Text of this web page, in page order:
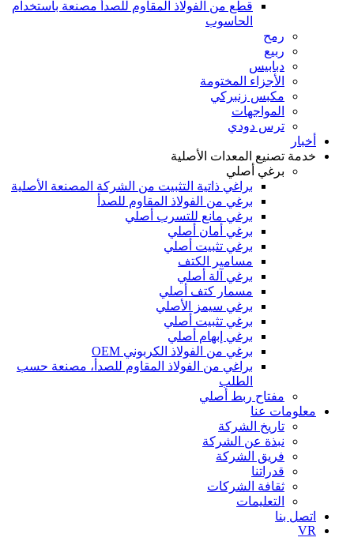
قطع من الفولاذ المقاوم للصدأ مصنعة باستخدام
الحاسوب
رمح
ربيع
دبابيس
الأجزاء المختومة
مكبس زنبركي
المواجهات
ترس دودي
أخبار
خدمة تصنيع المعدات الأصلية
برغي أصلي
براغي ذاتية التثبيت من الشركة المصنعة الأصلية
برغي من الفولاذ المقاوم للصدأ
برغي مانع للتسرب أصلي
برغي أمان أصلي
برغي تثبيت أصلي
مسامير الكتف
برغي آلة أصلي
مسمار كتف أصلي
برغي سيمز الأصلي
برغي تثبيت أصلي
برغي إبهام أصلي
برغي من الفولاذ الكربوني OEM
براغي من الفولاذ المقاوم للصدأ، مصنعة حسب
الطلب
مفتاح ربط أصلي
معلومات عنا
تاريخ الشركة
نبذة عن الشركة
فريق الشركة
قدراتنا
ثقافة الشركات
التعليمات
اتصل بنا
VR